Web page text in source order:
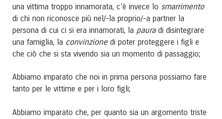
una vittima troppo innamorata, c’è invece lo smarrimento
di chi non riconosce più nel/-la proprio/-a partner la
persona di cui ci si era innamorati, la pauradi disintegrare
una famiglia, la convinzionedi poter proteggere i figli e
che ciò che si sta vivendo sia un momento di passaggio;
Abbiamo imparato che noi in prima persona possiamo fare
tanto per le vittime e per i loro figli;
Abbiamo imparato che, per quanto sia un argomento triste